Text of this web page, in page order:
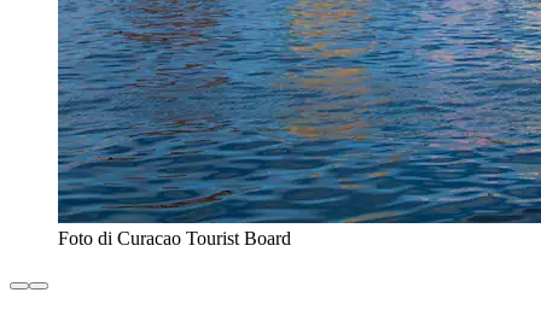
Foto di Curacao Tourist Board